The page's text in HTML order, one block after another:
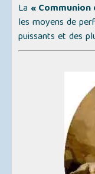
La « Communion
les moyens de
puissants et des